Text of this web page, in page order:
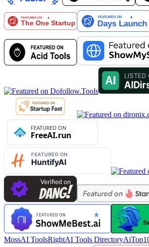
MossAI ToolsRightAI Tools Directory